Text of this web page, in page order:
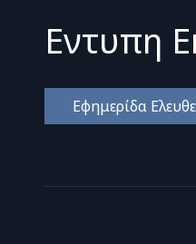
Εντυπη
Εφημερίδα